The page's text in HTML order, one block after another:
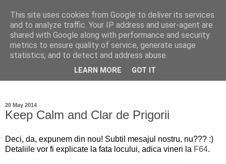
Ioan Nicolae Photography
Blog
My photographic vision. The world as I have seen it through
my camera lens.
20 May 2014
Keep Calm and Clar de Prigorii
Deci, da, expunem din nou! Subtil mesajul nostru, nu??? :)
Detaliile vor fi explicate la fata locului, adica vineri la F64.
This site uses cookies from Google to deliver its services
and to analyze traffic. Your IP address and user-agent are
shared with Google along with performance and security
metrics to ensure quality of service, generate usage
statistics, and to detect and address abuse.
LEARN MORE GOT IT